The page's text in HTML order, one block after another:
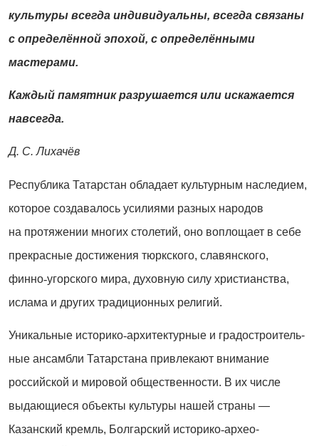
культуры все­гда индивидуальны, всегда связаны
с определённой эпохой, с определёнными
мастерами.
Каждый памятник разрушается или искажается
навсе­гда.
Д. С. Лихачёв
Респуб­лика Татарстан обладает культурным наследием,
которое со­зда­валось усилиями разных народов
на протяжении многих столетий, оно воплощает в себе
прекрасные достижения тюркского, славянского,
финно‑угорского мира, духовную силу христианства,
ислама и других традиционных религий.
Уникальные историко‑архитектурные и градо­строи­тель­
ные ансамбли Татарстана привлекают внимание
российской и мировой общественности. В их числе
выдающиеся объекты культуры нашей страны —
Казанский кремль, Болгарский историко‑архео­